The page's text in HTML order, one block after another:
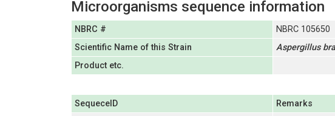
Microorganisms sequence information
NBRC #
NBRC 105650
Scientific Name of this Strain
Aspergillus
Product etc.
SequeceID
Remarks